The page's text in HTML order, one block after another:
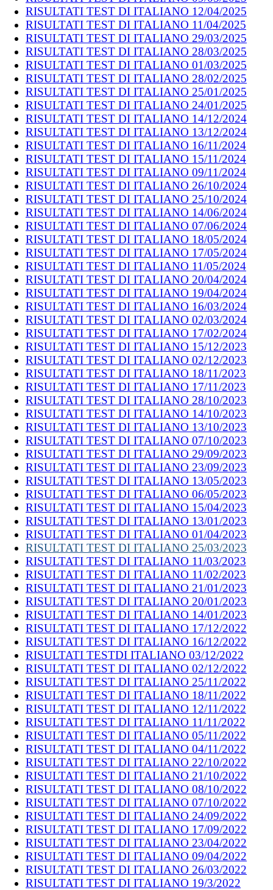
RISULTATI TEST DI ITALIANO 12/04/2025
RISULTATI TEST DI ITALIANO 11/04/2025
RISULTATI TEST DI ITALIANO 29/03/2025
RISULTATI TEST DI ITALIANO 28/03/2025
RISULTATI TEST DI ITALIANO 01/03/2025
RISULTATI TEST DI ITALIANO 28/02/2025
RISULTATI TEST DI ITALIANO 25/01/2025
RISULTATI TEST DI ITALIANO 24/01/2025
RISULTATI TEST DI ITALIANO 14/12/2024
RISULTATI TEST DI ITALIANO 13/12/2024
RISULTATI TEST DI ITALIANO 16/11/2024
RISULTATI TEST DI ITALIANO 15/11/2024
RISULTATI TEST DI ITALIANO 09/11/2024
RISULTATI TEST DI ITALIANO 26/10/2024
RISULTATI TEST DI ITALIANO 25/10/2024
RISULTATI TEST DI ITALIANO 14/06/2024
RISULTATI TEST DI ITALIANO 07/06/2024
RISULTATI TEST DI ITALIANO 18/05/2024
RISULTATI TEST DI ITALIANO 17/05/2024
RISULTATI TEST DI ITALIANO 11/05/2024
RISULTATI TEST DI ITALIANO 20/04/2024
RISULTATI TEST DI ITALIANO 19/04/2024
RISULTATI TEST DI ITALIANO 16/03/2024
RISULTATI TEST DI ITALIANO 02/03/2024
RISULTATI TEST DI ITALIANO 17/02/2024
RISULTATI TEST DI ITALIANO 15/12/2023
RISULTATI TEST DI ITALIANO 02/12/2023
RISULTATI TEST DI ITALIANO 18/11/2023
RISULTATI TEST DI ITALIANO 17/11/2023
RISULTATI TEST DI ITALIANO 28/10/2023
RISULTATI TEST DI ITALIANO 14/10/2023
RISULTATI TEST DI ITALIANO 13/10/2023
RISULTATI TEST DI ITALIANO 07/10/2023
RISULTATI TEST DI ITALIANO 29/09/2023
RISULTATI TEST DI ITALIANO 23/09/2023
RISULTATI TEST DI ITALIANO 13/05/2023
RISULTATI TEST DI ITALIANO 06/05/2023
RISULTATI TEST DI ITALIANO 15/04/2023
RISULTATI TEST DI ITALIANO 13/01/2023
RISULTATI TEST DI ITALIANO 01/04/2023
RISULTATI TEST DI ITALIANO 25/03/2023
RISULTATI TEST DI ITALIANO 11/03/2023
RISULTATI TEST DI ITALIANO 11/02/2023
RISULTATI TEST DI ITALIANO 21/01/2023
RISULTATI TEST DI ITALIANO 20/01/2023
RISULTATI TEST DI ITALIANO 14/01/2023
RISULTATI TEST DI ITALIANO 17/12/2022
RISULTATI TEST DI ITALIANO 16/12/2022
RISULTATI TESTDI ITALIANO 03/12/2022
RISULTATI TEST DI ITALIANO 02/12/2022
RISULTATI TEST DI ITALIANO 25/11/2022
RISULTATI TEST DI ITALIANO 18/11/2022
RISULTATI TEST DI ITALIANO 12/11/2022
RISULTATI TEST DI ITALIANO 11/11/2022
RISULTATI TEST DI ITALIANO 05/11/2022
RISULTATI TEST DI ITALIANO 04/11/2022
RISULTATI TEST DI ITALIANO 22/10/2022
RISULTATI TEST DI ITALIANO 21/10/2022
RISULTATI TEST DI ITALIANO 08/10/2022
RISULTATI TEST DI ITALIANO 07/10/2022
RISULTATI TEST DI ITALIANO 24/09/2022
RISULTATI TEST DI ITALIANO 17/09/2022
RISULTATI TEST DI ITALIANO 23/04/2022
RISULTATI TEST DI ITALIANO 09/04/2022
RISULTATI TEST DI ITALIANO 26/03/2022
RISULTATI TEST DI ITALIANO 19/3/2022